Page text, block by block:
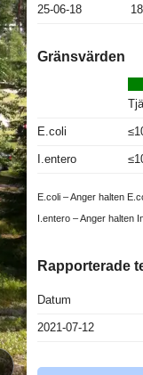
25-06-18
Gränsvärden
E.coli
I.entero
E.coli – Anger halten
I.entero – Anger halten
Rapporterade
Datum
2021-07-12